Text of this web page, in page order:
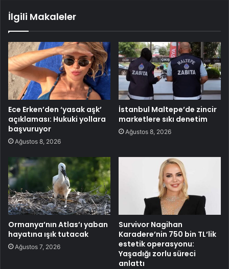
İlgili Makaleler
Ece Erken’den ‘yasak aşk’
açıklaması: Hukuki yollara
başvuruyor
Ağustos 8, 2026
İstanbul Maltepe’de zincir
marketlere sıkı denetim
Ağustos 8, 2026
Ormanya’nın Atlas’ı yaban
hayatına ışık tutacak
Ağustos 7, 2026
Survivor Nagihan
Karadere’nin 750 bin TL’lik
estetik operasyonu:
Yaşadığı zorlu süreci
anlattı